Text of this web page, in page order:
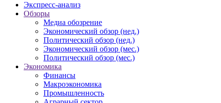
Экспресс-анализ
Обзоры
Медиа обозрение
Экономический обзор (нед.)
Политический обзор (нед.)
Экономический обзор (мес.)
Политический обзор (мес.)
Экономика
Финансы
Макроэкономика
Промышленность